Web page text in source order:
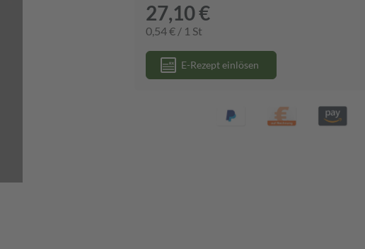
27,10 €
0,54 € / 1 St
E-Rezept einlösen